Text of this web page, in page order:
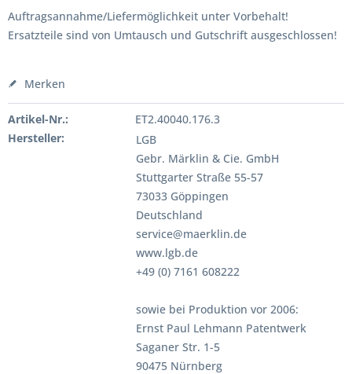
Auftragsannahme/Liefermöglichkeit unter Vorbehalt!
Ersatzteile sind von Umtausch und Gutschrift ausgeschlossen!
Merken
Artikel-Nr.:
ET2.40040.176.3
Hersteller:
LGB
Gebr. Märklin & Cie. GmbH
Stuttgarter Straße 55-57
73033 Göppingen
Deutschland
service@maerklin.de
www.lgb.de
+49 (0) 7161 608222
sowie bei Produktion vor 2006:
Ernst Paul Lehmann Patentwerk
Saganer Str. 1-5
90475 Nürnberg